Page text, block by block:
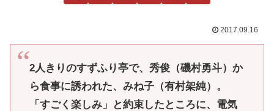
2017.09.16
2人きりのすずふり亭で、秀俊（磯村勇斗）か
ら食事に誘われた、みね子（有村架純）。
「すごく楽しみ」と約束したところに、電気